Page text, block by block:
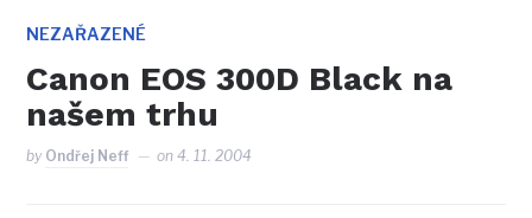
NAVIGATION
NEZAŘAZENÉ
Canon EOS 300D Black na
našem trhu
by Ondřej Neff on4. 11. 2004